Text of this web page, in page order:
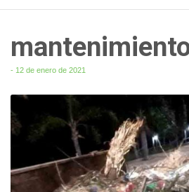
- 12 de enero de 2021